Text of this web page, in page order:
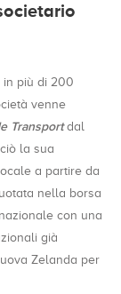
in più di 200
venne
Transportdal
la sua
a partire da
nella borsa
con una
già
Zelanda per